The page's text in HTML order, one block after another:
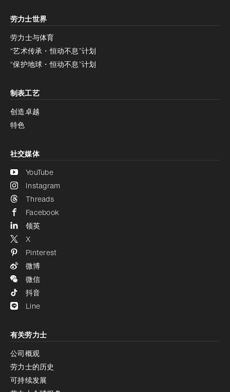
增加对比度
停用
减少动画
减少动画
停用
劳力士世界
劳力士与体育
“艺术传承・恒动不息”计划
“保护地球・恒动不息”计划
制表工艺
创造卓越
特色
社交媒体
YouTube
Instagram
Threads
Facebook
领英
X
Pinterest
微博
微信
抖音
Line
有关劳力士
公司概观
劳力士的历史
可持续发展